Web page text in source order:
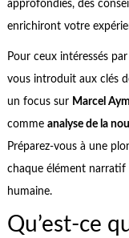
approfondies, des
enrichiront votre
Pour ceux intéressés
vous introduit aux clés
un focus sur Marcel
comme analyse de la
Préparez-vous à une
chaque élément narratif
humaine.
Qu’est-ce